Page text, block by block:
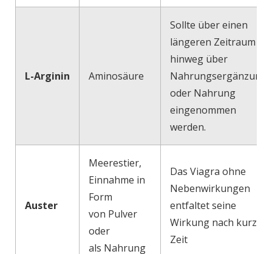
L-Arginin Aminosäure
Sollte über einen
längeren Zeitraum
hinweg über
Nahrungsergänzung
oder Nahrung
eingenommen
werden.
Auster
Meerestier,
Einnahme in
Form
von Pulver
oder
als Nahrung
Das Viagra ohne
Nebenwirkungen
entfaltet seine
Wirkung nach kurzer
Zeit